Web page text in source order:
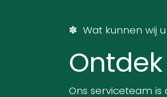
✽ Wat kunnen wij
Ons serviceteam